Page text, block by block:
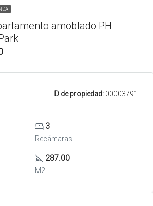
amoblado PH
ID de propiedad: 00003791
3
Recámaras
287.00
M2